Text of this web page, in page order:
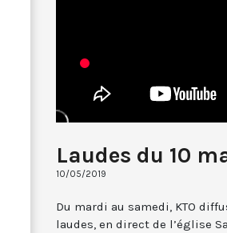
Laudes du 10
10/05/2019
Du mardi au samedi, KTO
laudes, en direct de l’église